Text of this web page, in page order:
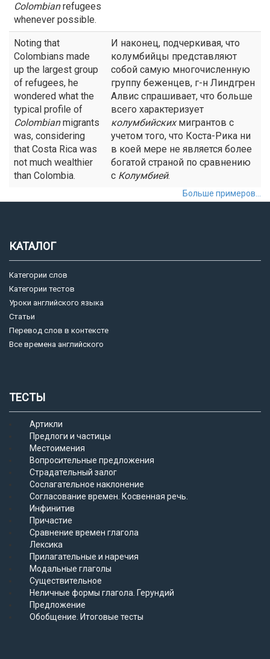
Colombianrefugees
whenever possible.
Noting that
Colombians made
up the largest group
of refugees, he
wondered what the
typical profile of
Colombianmigrants
was, considering
that Costa Rica was
not much wealthier
than Colombia.
И наконец, подчеркивая, что
колумбийцы представляют
собой самую многочисленную
группу беженцев, г-н Линдгрен
Алвис спрашивает, что больше
всего характеризует
колумбийскихмигрантов с
учетом того, что Коста-Рика ни
в коей мере не является более
богатой страной по сравнению
с Колумбией.
Больше примеров...
КАТАЛОГ
Категории слов
Категории тестов
Уроки английского языка
Статьи
Перевод слов в контексте
Все времена английского
ТЕСТЫ
Артикли
Предлоги и частицы
Местоимения
Вопросительные предложения
Страдательный залог
Сослагательное наклонение
Согласование времен. Косвенная речь.
Инфинитив
Причастие
Сравнение времен глагола
Лексика
Прилагательные и наречия
Модальные глаголы
Существительное
Неличные формы глагола. Герундий
Предложение
Обобщение. Итоговые тесты